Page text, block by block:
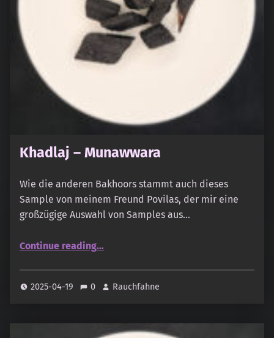
Khadlaj – Munawwara
Wie die anderen Bakhoors stammt auch dieses
Sample von meinem Freund Povilas, der mir eine
großzügige Auswahl von Samples aus…
Continue reading…
2025-04-19 0 Rauchfahne